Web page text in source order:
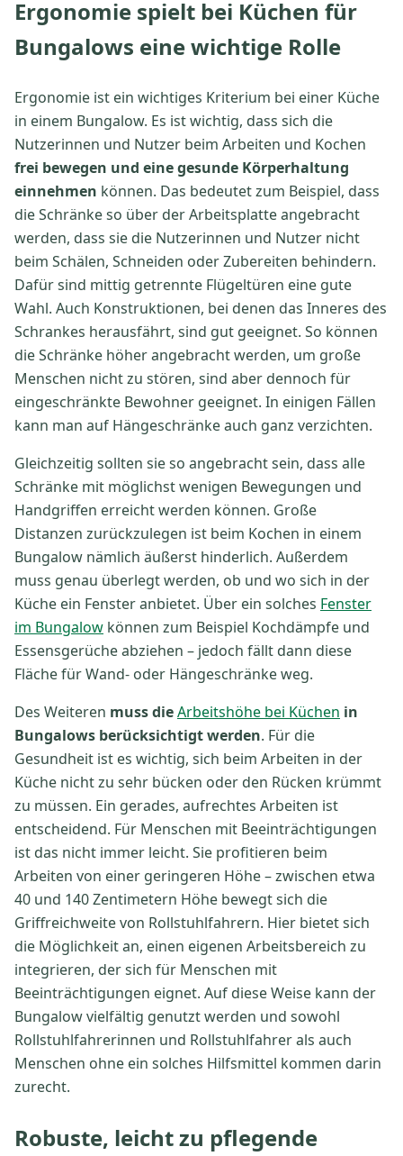
Ergonomie spielt bei Küchen für
Bungalows eine wichtige Rolle
Ergonomie ist ein wichtiges Kriterium bei einer Küche
in einem Bungalow. Es ist wichtig, dass sich die
Nutzerinnen und Nutzer beim Arbeiten und Kochen
frei bewegen und eine gesunde Körperhaltung
einnehmen können. Das bedeutet zum Beispiel, dass
die Schränke so über der Arbeitsplatte angebracht
werden, dass sie die Nutzerinnen und Nutzer nicht
beim Schälen, Schneiden oder Zubereiten behindern.
Dafür sind mittig getrennte Flügeltüren eine gute
Wahl. Auch Konstruktionen, bei denen das Inneres des
Schrankes herausfährt, sind gut geeignet. So können
die Schränke höher angebracht werden, um große
Menschen nicht zu stören, sind aber dennoch für
eingeschränkte Bewohner geeignet. In einigen Fällen
kann man auf Hängeschränke auch ganz verzichten.
Gleichzeitig sollten sie so angebracht sein, dass alle
Schränke mit möglichst wenigen Bewegungen und
Handgriffen erreicht werden können. Große
Distanzen zurückzulegen ist beim Kochen in einem
Bungalow nämlich äußerst hinderlich. Außerdem
muss genau überlegt werden, ob und wo sich in der
Küche ein Fenster anbietet. Über ein solches Fenster
im Bungalow können zum Beispiel Kochdämpfe und
Essensgerüche abziehen – jedoch fällt dann diese
Fläche für Wand- oder Hängeschränke weg.
Des Weiteren muss dieArbeitshöhe bei Küchen in
Bungalows berücksichtigt werden. Für die
Gesundheit ist es wichtig, sich beim Arbeiten in der
Küche nicht zu sehr bücken oder den Rücken krümmt
zu müssen. Ein gerades, aufrechtes Arbeiten ist
entscheidend. Für Menschen mit Beeinträchtigungen
ist das nicht immer leicht. Sie profitieren beim
Arbeiten von einer geringeren Höhe – zwischen etwa
40 und 140 Zentimetern Höhe bewegt sich die
Griffreichweite von Rollstuhlfahrern. Hier bietet sich
die Möglichkeit an, einen eigenen Arbeitsbereich zu
integrieren, der sich für Menschen mit
Beeinträchtigungen eignet. Auf diese Weise kann der
Bungalow vielfältig genutzt werden und sowohl
Rollstuhlfahrerinnen und Rollstuhlfahrer als auch
Menschen ohne ein solches Hilfsmittel kommen darin
zurecht.
Robuste, leicht zu pflegende